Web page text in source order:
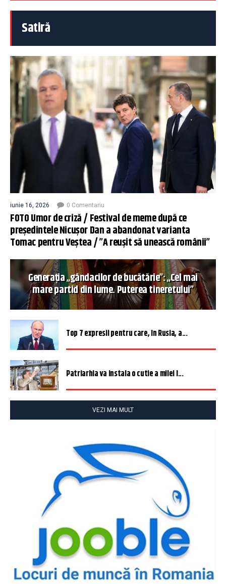
Satiră
iunie 16, 2026 0 Comentariu
FOTO Umor de criză / Festival de meme după ce
președintele Nicușor Dan a abandonat varianta
Tomac pentru Veștea / ”A reușit să unească românii”
Generația „gândacilor de bucătărie”: „Cel mai
mare partid din lume. Puterea tineretului”
Top 7 expresii pentru care, în Rusia, a...
Patriarhia va instala o cutie a milei î...
VEZI MAI MULT